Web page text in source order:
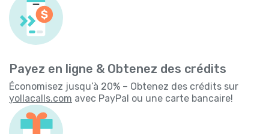
Payez en ligne & Obtenez des crédits
Économisez jusqu’à 20% – Obtenez des crédits sur
yollacalls.com avec PayPal ou une carte bancaire!